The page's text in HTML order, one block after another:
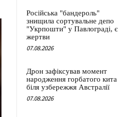
Російська "бандероль"
знищила сортувальне депо
"Укрпошти" у Павлограді, є
жертви
07.08.2026
Дрон зафіксував момент
народження горбатого кита
біля узбережжя Австралії
07.08.2026